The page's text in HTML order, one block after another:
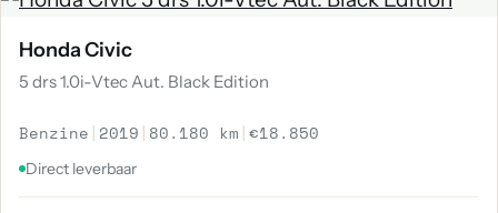
Honda Civic
5 drs 1.0i-Vtec Aut. Black Edition
Benzine | 2019 | 80.180 km |€18.850
Direct leverbaar